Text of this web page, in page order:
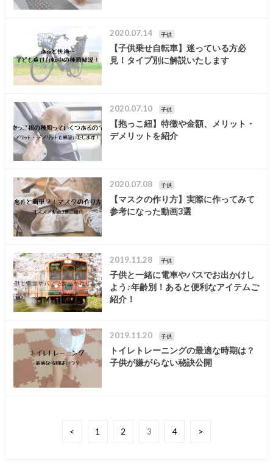
2020.07.14 子供
【子供乗せ自転車】迷っている方必
見！タイプ別に解説いたします
2020.07.10 子供
【抱っこ紐】特徴や金額、メリット・
デメリットを紹介
2020.07.08 子供
【マスクの作り方】実際に作ってみて
参考になった動画3選
2019.11.28 子供
子供と一緒に電車やバスでお出かけし
よう♪年齢別！あると便利なアイテムご
紹介！
2019.11.20 子供
トイレトレーニングの最適な時期は？
子供が嫌がらない秘訣公開
< 1 2 3 4 >